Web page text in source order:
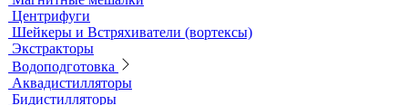
Лабораторные электроды
Мультипараметровые приборы